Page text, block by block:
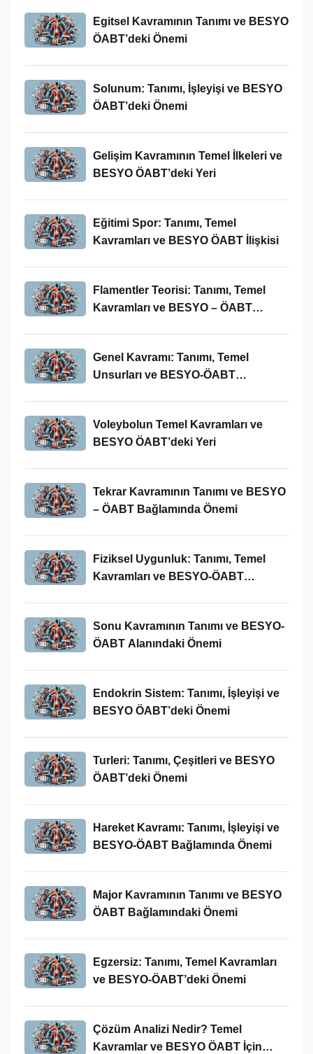
Egitsel Kavramının Tanımı ve BESYO
ÖABT’deki Önemi
Solunum: Tanımı, İşleyişi ve BESYO
ÖABT’deki Önemi
Gelişim Kavramının Temel İlkeleri ve
BESYO ÖABT’deki Yeri
Eğitimi Spor: Tanımı, Temel
Kavramları ve BESYO ÖABT İlişkisi
Flamentler Teorisi: Tanımı, Temel
Kavramları ve BESYO – ÖABT
Genel Kavramı: Tanımı, Temel
Unsurları ve BESYO-ÖABT
Voleybolun Temel Kavramları ve
BESYO ÖABT’deki Yeri
Tekrar Kavramının Tanımı ve BESYO
– ÖABT Bağlamında Önemi
Fiziksel Uygunluk: Tanımı, Temel
Kavramları ve BESYO-ÖABT
Sonu Kavramının Tanımı ve BESYO-
ÖABT Alanındaki Önemi
Endokrin Sistem: Tanımı, İşleyişi ve
BESYO ÖABT’deki Önemi
Turleri: Tanımı, Çeşitleri ve BESYO
ÖABT’deki Önemi
Hareket Kavramı: Tanımı, İşleyişi ve
BESYO-ÖABT Bağlamında Önemi
Major Kavramının Tanımı ve BESYO
ÖABT Bağlamındaki Önemi
Egzersiz: Tanımı, Temel Kavramları
ve BESYO-ÖABT’deki Önemi
Çözüm Analizi Nedir? Temel
Kavramlar ve BESYO ÖABT İçin